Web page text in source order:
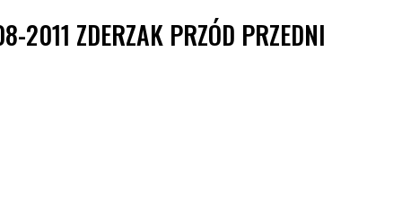
2011 ZDERZAK PRZÓD PRZEDNI